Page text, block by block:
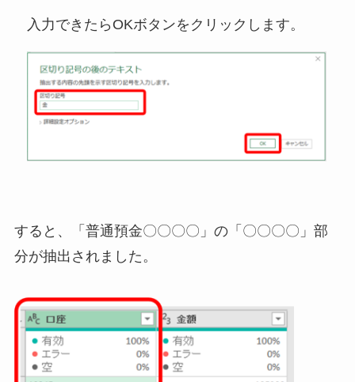
入力できたらOKボタンをクリックします。
すると、「普通預金〇〇〇〇」の「〇〇〇〇」部
分が抽出されました。